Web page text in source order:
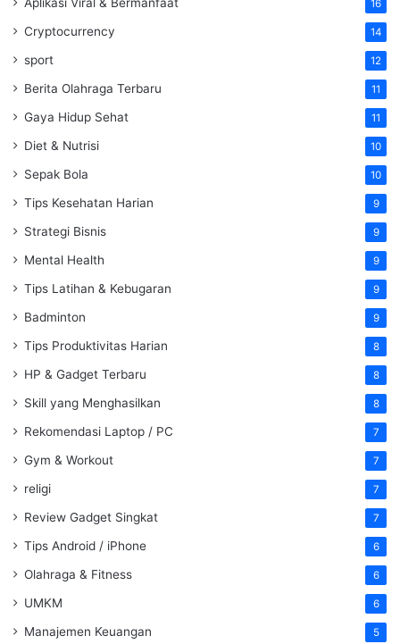
16
Cryptocurrency 14
sport 12
Berita Olahraga Terbaru 11
Gaya Hidup Sehat 11
Diet & Nutrisi 10
Sepak Bola 10
Tips Kesehatan Harian 9
Strategi Bisnis 9
Mental Health 9
Tips Latihan & Kebugaran 9
Badminton 9
Tips Produktivitas Harian 8
HP & Gadget Terbaru 8
Skill yang Menghasilkan 8
Rekomendasi Laptop / PC 7
Gym & Workout 7
religi 7
Review Gadget Singkat 7
Tips Android / iPhone 6
Olahraga & Fitness 6
UMKM 6
Manajemen Keuangan 5